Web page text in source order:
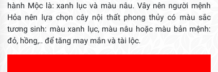
hành Mộc là: xanh lục và màu nâu. Vây nên người mệnh
Hỏa nên lựa chọn cây nội thất phong thủy có màu sắc
tương sinh: màu xanh lục, màu nâu hoặc màu bản mệnh:
đỏ, hồng,.. để tăng may mắn và tài lộc.